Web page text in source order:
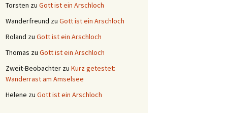
Torsten zu Gott ist ein Arschloch
Wanderfreund zu Gott ist ein Arschloch
Roland zu Gott ist ein Arschloch
Thomas zu Gott ist ein Arschloch
Zweit-Beobachter zu Kurz getestet:
Wanderrast am Amselsee
Helene zu Gott ist ein Arschloch